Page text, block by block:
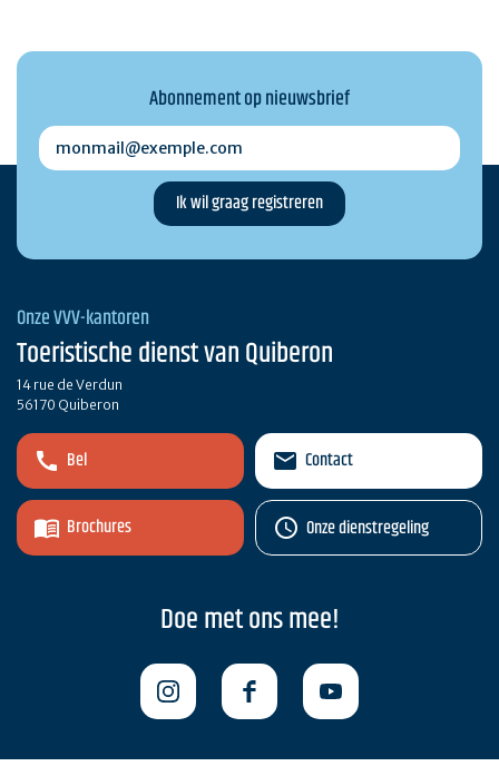
Abonnement op nieuwsbrief
monmail@exemple.com
Onze VVV-kantoren
Toeristische dienst van Quiberon
14 rue de Verdun
56170 Quiberon
Bel
Brochures
Contact
Onze dienstregeling
Doe met ons mee!